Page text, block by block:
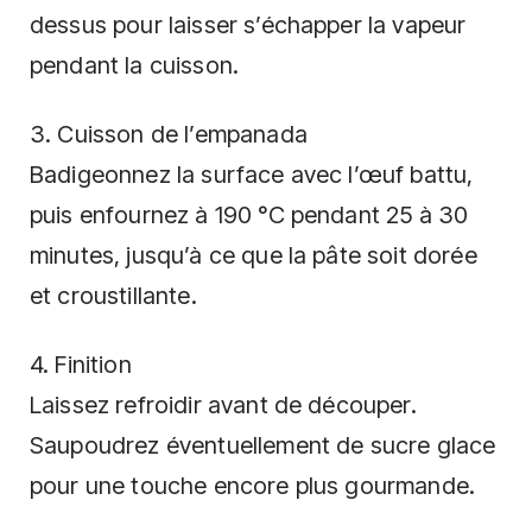
dessus pour laisser s’échapper la vapeur
pendant la cuisson.
3. Cuisson de l’empanada
Badigeonnez la surface avec l’œuf battu,
puis enfournez à 190 °C pendant 25 à 30
minutes, jusqu’à ce que la pâte soit dorée
et croustillante.
4. Finition
Laissez refroidir avant de découper.
Saupoudrez éventuellement de sucre glace
pour une touche encore plus gourmande.